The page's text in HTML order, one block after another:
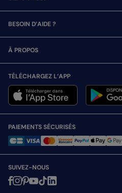
BESOIN D’AIDE ?
À PROPOS
TÉLÉCHARGEZ L’APP
PAIEMENTS SÉCURISÉS
SUIVEZ-NOUS